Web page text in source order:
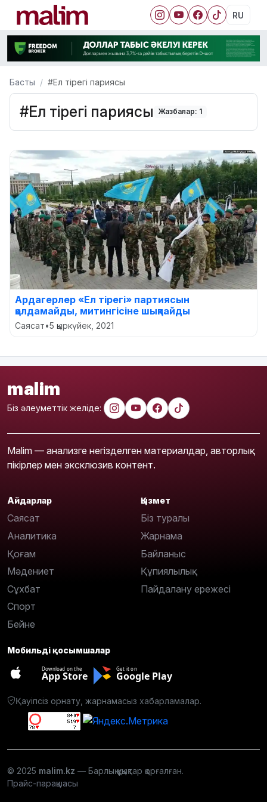
RU
Басты #Ел тірегі париясы
#Ел тірегі париясы Жазбалар: 1
Ардагерлер «Ел тірегі» партиясын
қолдамайды, митингісіне шықпайды
Саясат•5 қыркүйек, 2021
malim
Біз әлеуметтік желіде:
Malim — анализге негізделген материалдар, авторлық
пікірлер мен эксклюзив контент.
Айдарлар
Саясат
Аналитика
Қоғам
Мәдениет
Сұхбат
Спорт
Бейне
Қызмет
Біз туралы
Жарнама
Байланыс
Құпиялылық
Пайдалану ережесі
Мобильді қосымшалар
Download on the
App Store
Get it on
Google Play
Қауіпсіз орнату, жарнамасыз хабарламалар.
© 2025 malim.kz — Барлық құқықтар қорғалған.
Прайс-парақшасы